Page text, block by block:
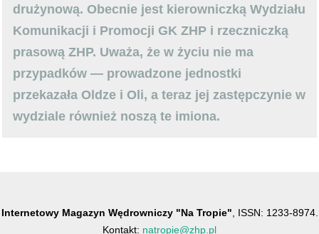
drużynową. Obecnie jest kierowniczką Wydziału
Komunikacji i Promocji GK ZHP i rzeczniczką
prasową ZHP. Uważa, że w życiu nie ma
przypadków — prowadzone jednostki
przekazała Oldze i Oli, a teraz jej zastępczynie w
wydziale również noszą te imiona.
Internetowy Magazyn Wędrowniczy "Na Tropie" , ISSN: 1233-8974.
Kontakt: natropie@zhp.pl